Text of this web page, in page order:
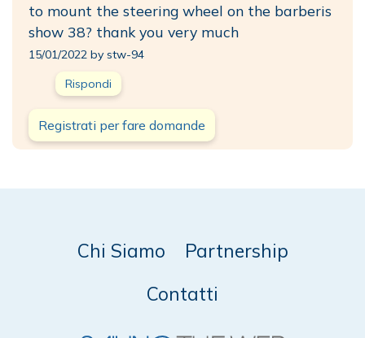
to mount the steering wheel on the barberis
show 38? thank you very much
15/01/2022 by stw-94
Rispondi
Registrati per fare domande
Chi Siamo
Partnership
Contatti